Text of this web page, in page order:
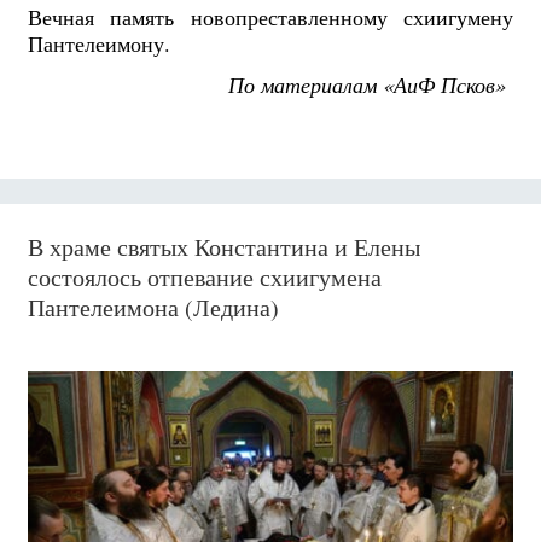
Вечная память новопреставленному схиигумену
Пантелеимону.
По материалам «АиФ Псков»
В храме святых Константина и Елены
состоялось отпевание схиигумена
Пантелеимона (Ледина)